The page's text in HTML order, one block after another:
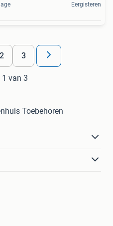
Eergisteren
2 3
van 3
Toebehoren